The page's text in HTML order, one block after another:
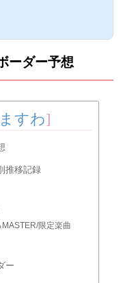
易度ノーツ数レベル「KU-
ランダム)38
ーに1.1倍(10％)の補正が
で...
ーダー予想
すわ]
推移記録
限定楽曲
ー